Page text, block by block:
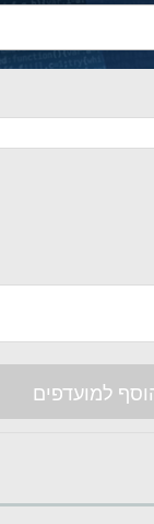
למועדפים